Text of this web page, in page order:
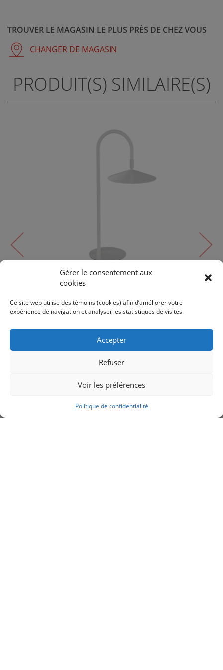
Gérer le consentement aux
cookies
Ce site web utilise des témoins (cookies) afin d’améliorer votre
expérience de navigation et analyser les statistiques de visites.
Accepter
Refuser
Voir les préférences
Politique de confidentialité
TROUVER LE MAGASIN LE PLUS PRÈS DE CHEZ VOUS
CHANGER DE MAGASIN
PRODUIT(S) SIMILAIRE(S)
Lampe de table
198$ 178$
RETOUR AUX PRODUITS